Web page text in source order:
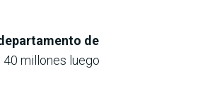
de
40 millones luego